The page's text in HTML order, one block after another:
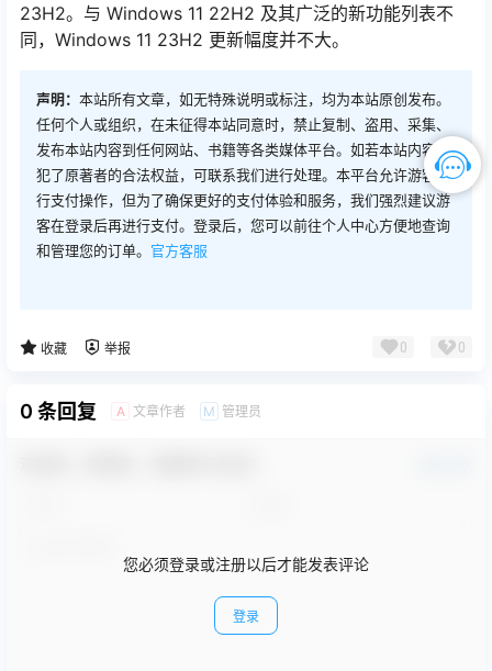
23H2。与 Windows 11 22H2 及其广泛的新功能列表不
同，Windows 11 23H2 更新幅度并不大。
声明： 本站所有文章，如无特殊说明或标注，均为本站原创发布。
任何个人或组织，在未征得本站同意时，禁止复制、盗用、采集、
发布本站内容到任何网站、书籍等各类媒体平台。如若本站内容侵
犯了原著者的合法权益，可联系我们进行处理。本平台允许游客进
行支付操作，但为了确保更好的支付体验和服务，我们强烈建议游
客在登录后再进行支付。登录后，您可以前往个人中心方便地查询
和管理您的订单。 官方客服
收藏 举报 0 0
0 条回复 A 文章作者 M 管理员
您必须登录或注册以后才能发表评论
登录